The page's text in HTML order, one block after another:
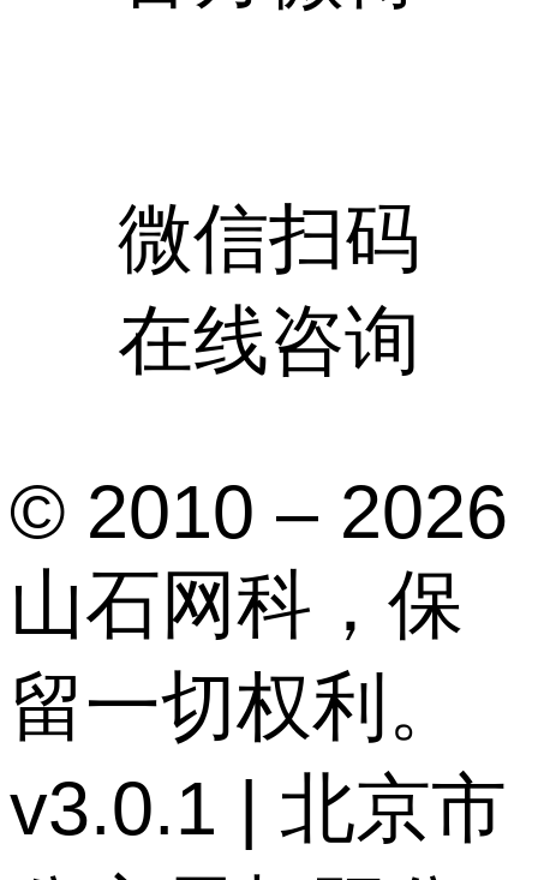
微信扫码
在线咨询
© 2010 – 2026
山石网科，保
留一切权利。
v3.0.1 | 北京市